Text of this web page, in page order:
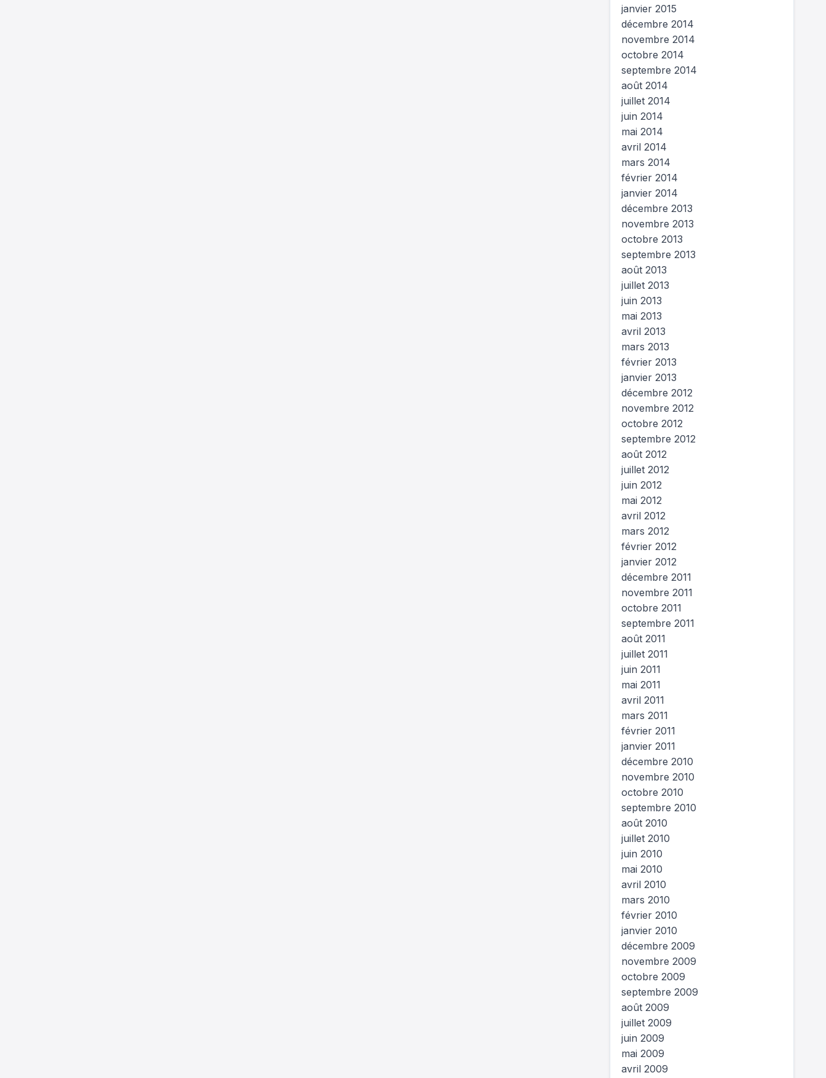
janvier 2015
décembre 2014
novembre 2014
octobre 2014
septembre 2014
août 2014
juillet 2014
juin 2014
mai 2014
avril 2014
mars 2014
février 2014
janvier 2014
décembre 2013
novembre 2013
octobre 2013
septembre 2013
août 2013
juillet 2013
juin 2013
mai 2013
avril 2013
mars 2013
février 2013
janvier 2013
décembre 2012
novembre 2012
octobre 2012
septembre 2012
août 2012
juillet 2012
juin 2012
mai 2012
avril 2012
mars 2012
février 2012
janvier 2012
décembre 2011
novembre 2011
octobre 2011
septembre 2011
août 2011
juillet 2011
juin 2011
mai 2011
avril 2011
mars 2011
février 2011
janvier 2011
décembre 2010
novembre 2010
octobre 2010
septembre 2010
août 2010
juillet 2010
juin 2010
mai 2010
avril 2010
mars 2010
février 2010
janvier 2010
décembre 2009
novembre 2009
octobre 2009
septembre 2009
août 2009
juillet 2009
juin 2009
mai 2009
avril 2009